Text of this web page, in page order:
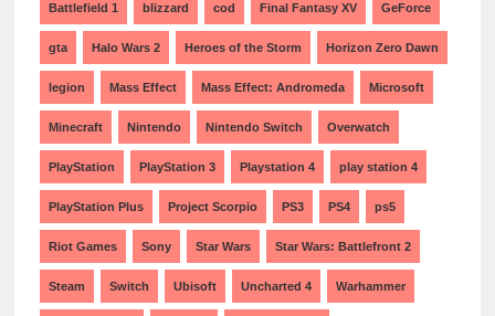
Battlefield 1 blizzard cod Final Fantasy XV GeForce
gta Halo Wars 2 Heroes of the Storm Horizon Zero Dawn
legion Mass Effect Mass Effect: Andromeda Microsoft
Minecraft Nintendo Nintendo Switch Overwatch
PlayStation PlayStation 3 Playstation 4 play station 4
PlayStation Plus Project Scorpio PS3 PS4 ps5
Riot Games Sony Star Wars Star Wars: Battlefront 2
Steam Switch Ubisoft Uncharted 4 Warhammer